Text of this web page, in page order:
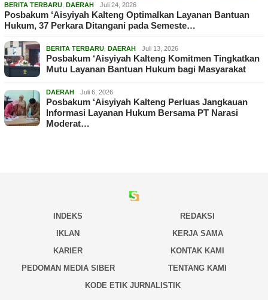
BERITA TERBARU DAERAH Juli 24, 2026
Posbakum ‘Aisyiyah Kalteng Optimalkan Layanan Bantuan
Hukum, 37 Perkara Ditangani pada Semeste…
BERITA TERBARU DAERAH Juli 13, 2026
Posbakum ‘Aisyiyah Kalteng Komitmen Tingkatkan
Mutu Layanan Bantuan Hukum bagi Masyarakat
DAERAH Juli 6, 2026
Posbakum ‘Aisyiyah Kalteng Perluas Jangkauan
Informasi Layanan Hukum Bersama PT Narasi
Moderat…
INDEKS
REDAKSI
IKLAN
KERJA SAMA
KARIER
KONTAK KAMI
PEDOMAN MEDIA SIBER
TENTANG KAMI
KODE ETIK JURNALISTIK